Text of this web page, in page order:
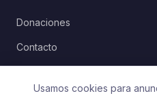
Donaciones
Contacto
Usamos cookies para